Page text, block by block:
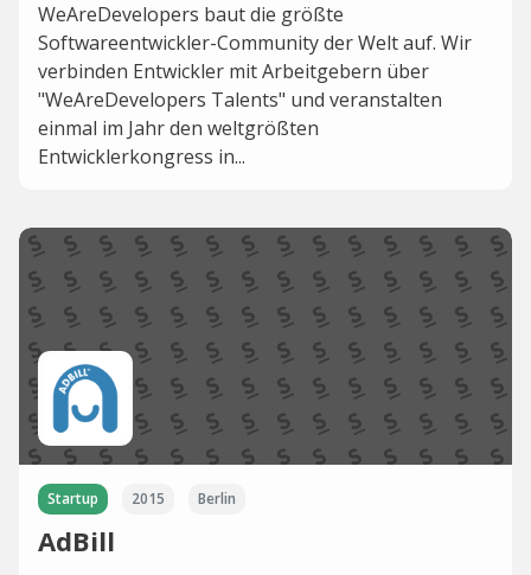
WeAreDevelopers baut die größte
Softwareentwickler-Community der Welt auf. Wir
verbinden Entwickler mit Arbeitgebern über
"WeAreDevelopers Talents" und veranstalten
einmal im Jahr den weltgrößten
Entwicklerkongress in...
Startup 2015 Berlin
AdBill